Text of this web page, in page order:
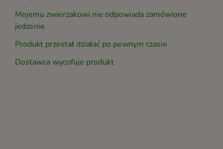
Mojemu zwierzakowi nie odpowiada zamówione
jedzenie
Produkt przestał działać po pewnym czasie
Dostawca wycofuje produkt